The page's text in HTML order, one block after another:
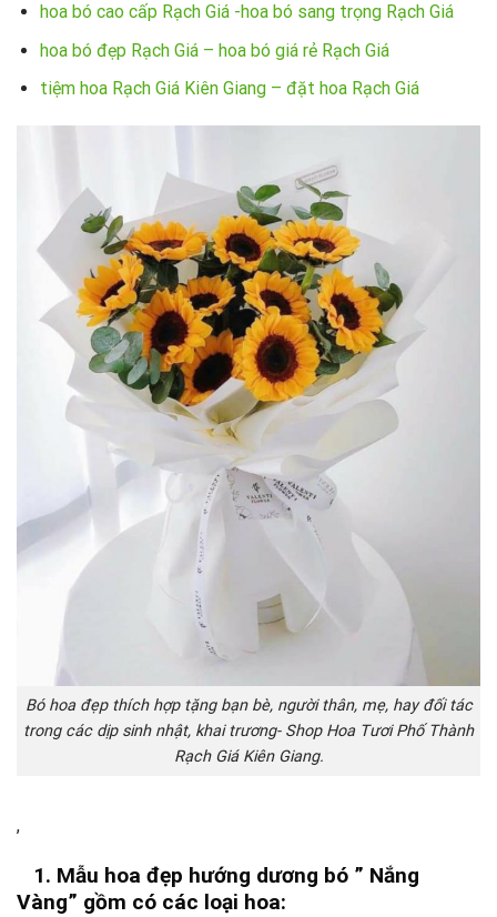
hoa bó cao cấp Rạch Giá -hoa bó sang trọng Rạch Giá
hoa bó đẹp Rạch Giá – hoa bó giá rẻ Rạch Giá
tiệm hoa Rạch Giá Kiên Giang – đặt hoa Rạch Giá
Bó hoa đẹp thích hợp tặng bạn bè, người thân, mẹ, hay đối tác
trong các dịp sinh nhật, khai trương- Shop Hoa Tươi Phố Thành
Rạch Giá Kiên Giang.
,
1. Mẫu hoa đẹp hướng dương bó ” Nắng
Vàng” gồm có các loại hoa: